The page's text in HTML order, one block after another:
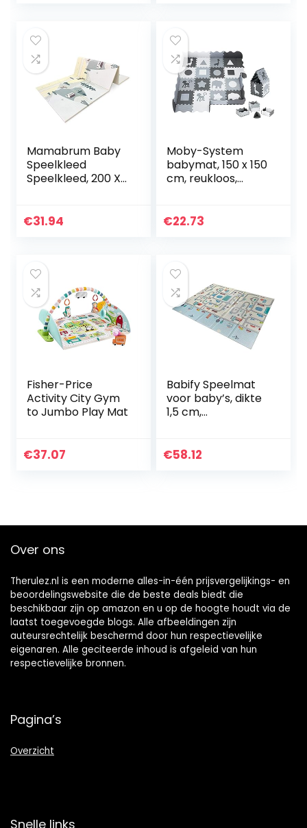
Mamabrum Baby
Speelkleed
Speelkleed, 200 X
Schuimmat
Geschikt…
€31.94
Moby-System
babymat, 150 x 150
cm, reukloos,
puzzelmat voor
€22.73
Fisher-Price
Activity City Gym
to Jumbo Play Mat
€37.07
Babify Speelmat
voor baby’s, dikte
1,5 cm,
groot,
€58.12
Over ons
Therulez.nl is een moderne alles-in-één prijsvergelijkings- en
beoordelingswebsite die de beste deals biedt die
beschikbaar zijn op amazon en u op de hoogte houdt via de
laatst toegevoegde blogs. Alle afbeeldingen zijn
auteursrechtelijk beschermd door hun respectievelijke
eigenaren. Alle geciteerde inhoud is afgeleid van hun
respectievelijke bronnen.
Pagina’s
Overzicht
Snelle links